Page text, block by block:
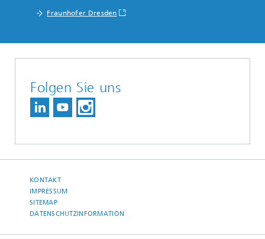
Fraunhofer Dresden
Folgen Sie uns
KONTAKT
IMPRESSUM
SITEMAP
DATENSCHUTZINFORMATION